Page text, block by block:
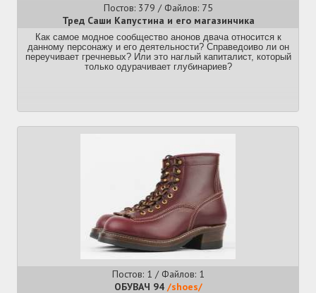
Постов: 379 / Файлов: 75
Тред Саши Капустина и его магазинчика
Как самое модное сообщество анонов двача относится к
данному персонажу и его деятельности? Справедоиво ли он
переучивает гречневых? Или это наглый капиталист, который
только одурачивает глубинариев?
Постов: 1 / Файлов: 1
ОБУВАЧ 94 /shoes/